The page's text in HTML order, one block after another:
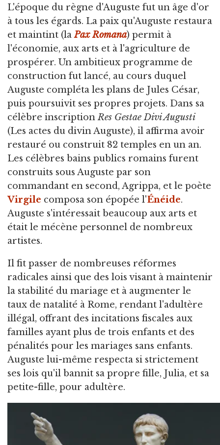
L'époque du règne d'Auguste fut un âge d'or
à tous les égards. La paix qu'Auguste restaura
et maintint (laPax Romana) permit à
l'économie, aux arts et à l'agriculture de
prospérer. Un ambitieux programme de
construction fut lancé, au cours duquel
Auguste compléta les plans de Jules César,
puis poursuivit ses propres projets. Dans sa
célèbre inscriptionRes Gestae Divi Augusti
(Les actes du divin Auguste), il affirma avoir
restauré ou construit 82 temples en un an.
Les célèbres bains publics romains furent
construits sous Auguste par son
commandant en second, Agrippa, et le poète
Virgile composa son épopée l'Énéide.
Auguste s'intéressait beaucoup aux arts et
était le mécène personnel de nombreux
artistes.
Il fit passer de nombreuses réformes
radicales ainsi que des lois visant à maintenir
la stabilité du mariage et à augmenter le
taux de natalité à Rome, rendant l'adultère
illégal, offrant des incitations fiscales aux
familles ayant plus de trois enfants et des
pénalités pour les mariages sans enfants.
Auguste lui-même respecta si strictement
ses lois qu'il bannit sa propre fille, Julia, et sa
petite-fille, pour adultère.